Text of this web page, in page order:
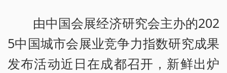
由中国会展经济研究会主办的202
5中国城市会展业竞争力指数研究成果
发布活动近日在成都召开，新鲜出炉